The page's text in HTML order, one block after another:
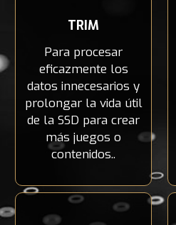
TRIM
Para procesar
eficazmente los
datos innecesarios y
prolongar la vida útil
de la SSD para crear
más juegos o
contenidos..